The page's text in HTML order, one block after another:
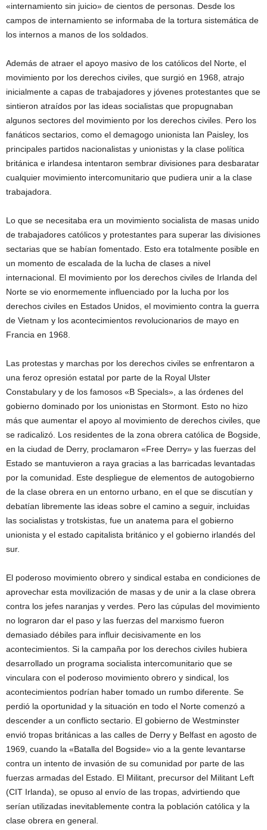
«internamiento sin juicio» de cientos de personas. Desde los
campos de internamiento se informaba de la tortura sistemática de
los internos a manos de los soldados.
Además de atraer el apoyo masivo de los católicos del Norte, el
movimiento por los derechos civiles, que surgió en 1968, atrajo
inicialmente a capas de trabajadores y jóvenes protestantes que se
sintieron atraídos por las ideas socialistas que propugnaban
algunos sectores del movimiento por los derechos civiles. Pero los
fanáticos sectarios, como el demagogo unionista Ian Paisley, los
principales partidos nacionalistas y unionistas y la clase política
británica e irlandesa intentaron sembrar divisiones para desbaratar
cualquier movimiento intercomunitario que pudiera unir a la clase
trabajadora.
Lo que se necesitaba era un movimiento socialista de masas unido
de trabajadores católicos y protestantes para superar las divisiones
sectarias que se habían fomentado. Esto era totalmente posible en
un momento de escalada de la lucha de clases a nivel
internacional. El movimiento por los derechos civiles de Irlanda del
Norte se vio enormemente influenciado por la lucha por los
derechos civiles en Estados Unidos, el movimiento contra la guerra
de Vietnam y los acontecimientos revolucionarios de mayo en
Francia en 1968.
Las protestas y marchas por los derechos civiles se enfrentaron a
una feroz opresión estatal por parte de la Royal Ulster
Constabulary y de los famosos «B Specials», a las órdenes del
gobierno dominado por los unionistas en Stormont. Esto no hizo
más que aumentar el apoyo al movimiento de derechos civiles, que
se radicalizó. Los residentes de la zona obrera católica de Bogside,
en la ciudad de Derry, proclamaron «Free Derry» y las fuerzas del
Estado se mantuvieron a raya gracias a las barricadas levantadas
por la comunidad. Este despliegue de elementos de autogobierno
de la clase obrera en un entorno urbano, en el que se discutían y
debatían libremente las ideas sobre el camino a seguir, incluidas
las socialistas y trotskistas, fue un anatema para el gobierno
unionista y el estado capitalista británico y el gobierno irlandés del
sur.
El poderoso movimiento obrero y sindical estaba en condiciones de
aprovechar esta movilización de masas y de unir a la clase obrera
contra los jefes naranjas y verdes. Pero las cúpulas del movimiento
no lograron dar el paso y las fuerzas del marxismo fueron
demasiado débiles para influir decisivamente en los
acontecimientos. Si la campaña por los derechos civiles hubiera
desarrollado un programa socialista intercomunitario que se
vinculara con el poderoso movimiento obrero y sindical, los
acontecimientos podrían haber tomado un rumbo diferente. Se
perdió la oportunidad y la situación en todo el Norte comenzó a
descender a un conflicto sectario. El gobierno de Westminster
envió tropas británicas a las calles de Derry y Belfast en agosto de
1969, cuando la «Batalla del Bogside» vio a la gente levantarse
contra un intento de invasión de su comunidad por parte de las
fuerzas armadas del Estado. El Militant, precursor del Militant Left
(CIT Irlanda), se opuso al envío de las tropas, advirtiendo que
serían utilizadas inevitablemente contra la población católica y la
clase obrera en general.